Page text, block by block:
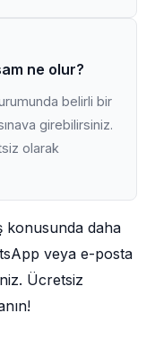
ne olur?
belirli bir
girebilirsiniz.
olarak
konusunda daha
veya e-posta
Ücretsiz